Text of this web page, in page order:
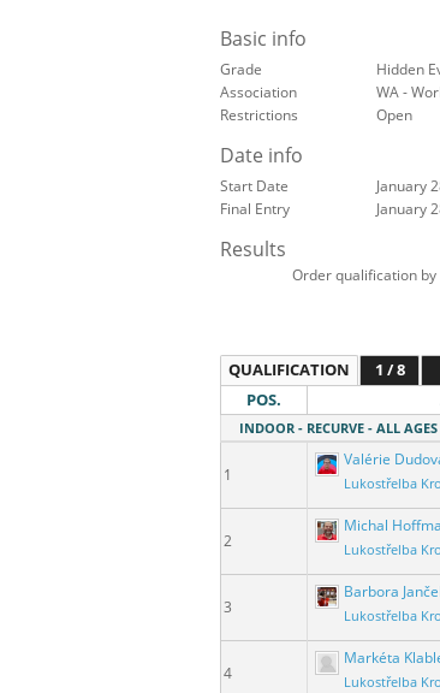
Basic info
Grade
Hidden
Association
WA -
Restrictions
Open
Date info
Start Date January
Final Entry
January
Results
Order qualification by
QUALIFICATION 1 / 8
POS.
INDOOR - RECURVE - ALL
1
Valérie
Lukostřelba
2
Michal
Lukostřelba
3
Barbora
Lukostřelba
4
Markéta
Lukostřelba